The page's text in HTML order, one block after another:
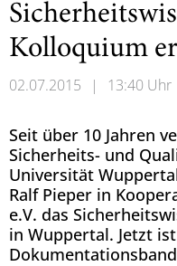
Kolloquium
02.07.2015 | 13:40 Uhr
Seit über 10 Jahren
Sicherheits- und
Universität
Ralf Pieper in
e.V. das
in Wuppertal. Jetzt